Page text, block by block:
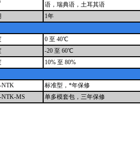
语，瑞典语，土耳其语
1年
0 至 40℃
-20 至 60℃
10% 至 80%
NTK
标准型， *年保修
NTK-MS
单多模套包，三年保修